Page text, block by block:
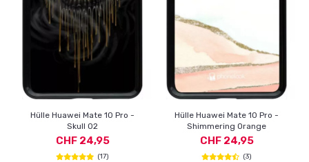
Hülle Huawei Mate 10 Pro -
Skull 02
CHF 24,95
(17)
Hülle Huawei Mate 10 Pro -
Shimmering Orange
CHF 24,95
(3)